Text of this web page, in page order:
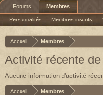
Accueil Membres
Activité récente de
Aucune information d'activité
Accueil Membres
Forums Membres
Personnalités Membres inscrits